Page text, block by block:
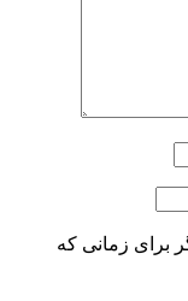
برای زمانی که